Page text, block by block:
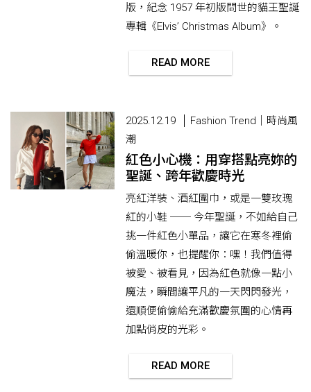
版，紀念 1957 年初版問世的貓王聖誕
專輯《Elvis’ Christmas Album》。
READ MORE
2025.12.19
Fashion Trend｜時尚風
潮
紅色小心機：用穿搭點亮妳的
聖誕、跨年歡慶時光
亮紅洋裝、酒紅圍巾，或是一雙玫瑰
紅的小鞋 ── 今年聖誕，不如給自己
挑一件紅色小單品，讓它在寒冬裡偷
偷溫暖你，也提醒你：嘿！我們值得
被愛、被看見，因為紅色就像一點小
魔法，瞬間讓平凡的一天閃閃發光，
還順便偷偷給充滿歡慶氛圍的心情再
加點俏皮的光彩。
READ MORE